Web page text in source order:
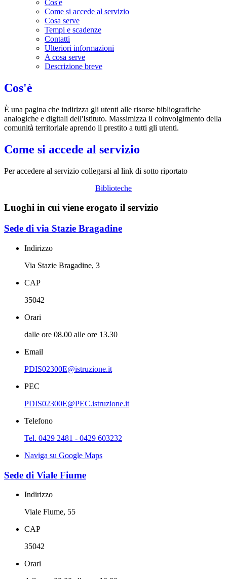
Cos'è
Come si accede al servizio
Cosa serve
Tempi e scadenze
Contatti
Ulteriori informazioni
A cosa serve
Descrizione breve
Cos'è
È una pagina che indirizza gli utenti alle risorse bibliografiche
analogiche e digitali dell'Istituto. Massimizza il coinvolgimento della
comunità territoriale aprendo il prestito a tutti gli utenti.
Come si accede al servizio
Per accedere al servizio collegarsi al link di sotto riportato
Biblioteche
Luoghi in cui viene erogato il servizio
Sede di via Stazie Bragadine
Indirizzo
Via Stazie Bragadine, 3
CAP
35042
Orari
dalle ore 08.00 alle ore 13.30
Email
PDIS02300E@istruzione.it
PEC
PDIS02300E@PEC.istruzione.it
Telefono
Tel. 0429 2481 - 0429 603232
Naviga su Google Maps
Sede di Viale Fiume
Indirizzo
Viale Fiume, 55
CAP
35042
Orari